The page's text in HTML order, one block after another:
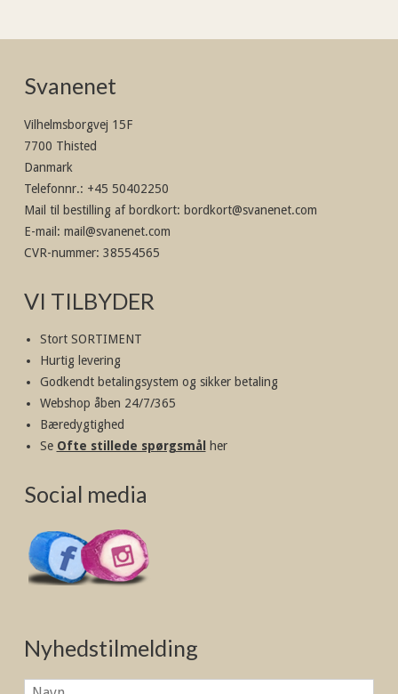
Svanenet
Vilhelmsborgvej 15F
7700 Thisted
Danmark
Telefonnr.: +45 50402250
Mail til bestilling af bordkort: bordkort@svanenet.com
E-mail: mail@svanenet.com
CVR-nummer: 38554565
VI TILBYDER
Stort SORTIMENT
Hurtig levering
Godkendt betalingsystem og sikker betaling
Webshop åben 24/7/365
Bæredygtighed
Se Ofte stillede spørgsmål her
Social media
Nyhedstilmelding